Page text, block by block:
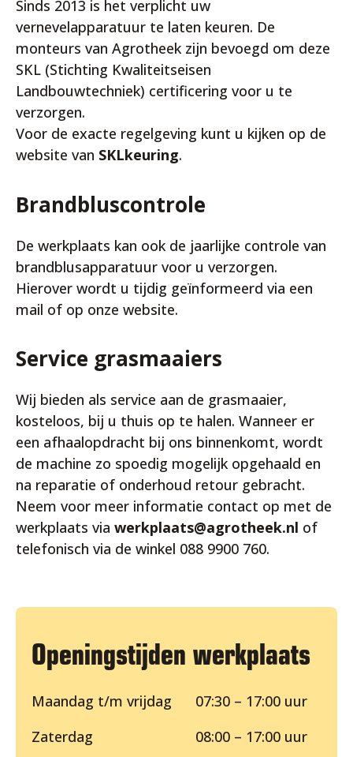
Sinds 2013 is het verplicht uw
vernevelapparatuur te laten keuren. De
monteurs van Agrotheek zijn bevoegd om deze
SKL (Stichting Kwaliteitseisen
Landbouwtechniek) certificering voor u te
verzorgen.
Voor de exacte regelgeving kunt u kijken op de
website van SKLkeuring.
Brandbluscontrole
De werkplaats kan ook de jaarlijke controle van
brandblusapparatuur voor u verzorgen.
Hierover wordt u tijdig geïnformeerd via een
mail of op onze website.
Service grasmaaiers
Wij bieden als service aan de grasmaaier,
kosteloos, bij u thuis op te halen. Wanneer er
een afhaalopdracht bij ons binnenkomt, wordt
de machine zo spoedig mogelijk opgehaald en
na reparatie of onderhoud retour gebracht.
Neem voor meer informatie contact op met de
werkplaats via werkplaats@agrotheek.nl of
telefonisch via de winkel 088 9900 760.
Openingstijden werkplaats
Maandag t/m vrijdag 07:30 – 17:00 uur
Zaterdag 08:00 – 17:00 uur